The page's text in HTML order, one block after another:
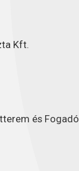
Kft.
és Fogadó